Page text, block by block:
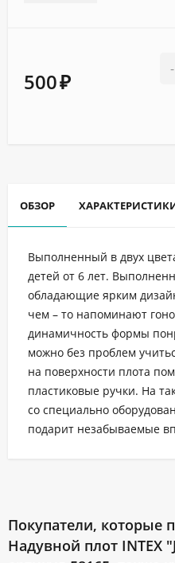
500₽
-
ОБЗОР
Выполненный в двух
детей от 6 лет.
обладающие ярким
чем – то напоминают
динамичность формы
можно без проблем
на поверхности плота
пластиковые ручки. На
со специально
подарит незабываемые
Покупатели, которые
Надувной плот INTEX